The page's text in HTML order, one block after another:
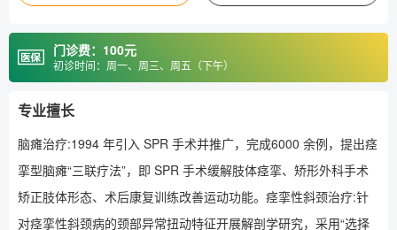
门诊费：100元
初诊时间：周一、周三、周五（下午）
专业擅长
脑瘫治疗:1994 年引入 SPR 手术并推广，完成6000 余例，提出痉
挛型脑瘫“三联疗法”，即 SPR 手术缓解肢体痉挛、矫形外科手术
矫正肢体形态、术后康复训练改善运动功能。痉挛性斜颈治疗:针
对痉挛性斜颈病的颈部异常扭动特征开展解剖学研究，采用“选择